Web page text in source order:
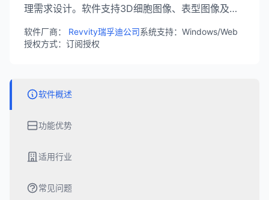
理需求设计。软件支持3D细胞图像、表型图像及细
度集成,广泛应用于药物开发领域。
软件厂商： Revvity瑞孚迪公司系统支持：Windows/Web
授权方式：订阅授权
软件概述
功能优势
适用行业
常见问题